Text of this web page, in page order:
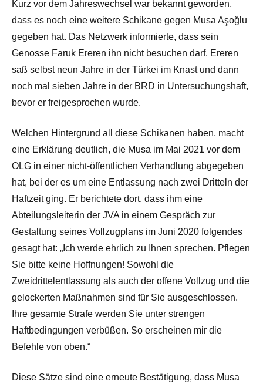
Kurz vor dem Jahreswechsel war bekannt geworden,
dass es noch eine weitere Schikane gegen Musa Aşoğlu
gegeben hat. Das Netzwerk informierte, dass sein
Genosse Faruk Ereren ihn nicht besuchen darf. Ereren
saß selbst neun Jahre in der Türkei im Knast und dann
noch mal sieben Jahre in der BRD in Untersuchungshaft,
bevor er freigesprochen wurde.
Welchen Hintergrund all diese Schikanen haben, macht
eine Erklärung deutlich, die Musa im Mai 2021 vor dem
OLG in einer nicht-öffentlichen Verhandlung abgegeben
hat, bei der es um eine Entlassung nach zwei Dritteln der
Haftzeit ging. Er berichtete dort, dass ihm eine
Abteilungsleiterin der JVA in einem Gespräch zur
Gestaltung seines Vollzugplans im Juni 2020 folgendes
gesagt hat: „Ich werde ehrlich zu Ihnen sprechen. Pflegen
Sie bitte keine Hoffnungen! Sowohl die
Zweidrittelentlassung als auch der offene Vollzug und die
gelockerten Maßnahmen sind für Sie ausgeschlossen.
Ihre gesamte Strafe werden Sie unter strengen
Haftbedingungen verbüßen. So erscheinen mir die
Befehle von oben.“
Diese Sätze sind eine erneute Bestätigung, dass Musa